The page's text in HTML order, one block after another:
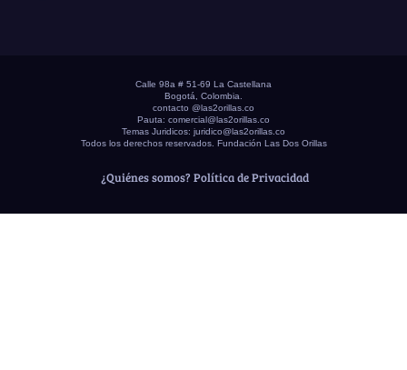
Calle 98a # 51-69 La Castellana
Bogotá, Colombia.
contacto @las2orillas.co
Pauta: comercial@las2orillas.co
Temas Juridicos: juridico@las2orillas.co
Todos los derechos reservados. Fundación Las Dos Orillas
¿Quiénes somos? Política de Privacidad